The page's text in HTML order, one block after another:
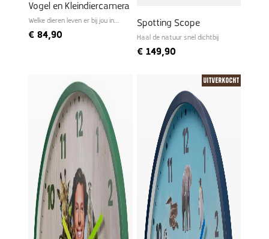
Vogel en Kleindiercamera
Welke dieren leven er bij jou in
€ 84,90
Spotting Scope
Haal de natuur snel dichtbij
€149,90
Uitverkocht